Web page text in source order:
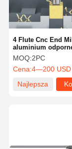
4 Flute Cnc End
aluminium
zużycie dla
lotniczego
MOQ:2PC
Cena:4—200 USD
Najlepsza